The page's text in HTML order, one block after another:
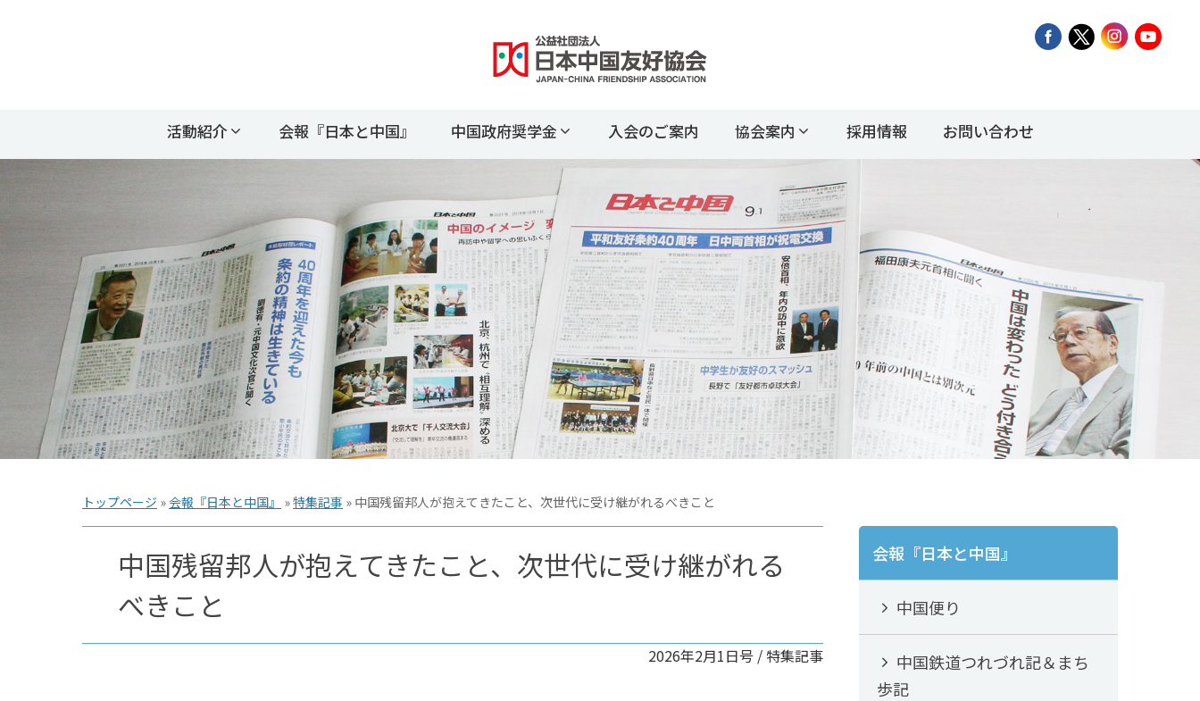
活動紹介 会報『日本と中国』 中国政府奨学金 入会のご案内 協会案内 採用情報 お問い合わせ
トップページ » 会報『日本と中国』 »特集記事 » 中国残留邦人が抱えてきたこと、次世代に受け継がれるべきこと
中国残留邦人が抱えてきたこと、次世代に受け継がれる
べきこと
2026年2月1日号 / 特集記事
会報『日本と中国』
中国便り
中国鉄道つれづれ記＆まち
歩記